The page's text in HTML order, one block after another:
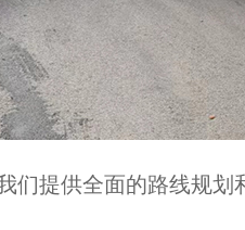
们提供全面的路线规